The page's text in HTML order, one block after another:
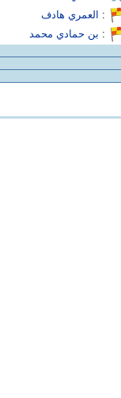
: العمري هادف
: بن حمادي محمد